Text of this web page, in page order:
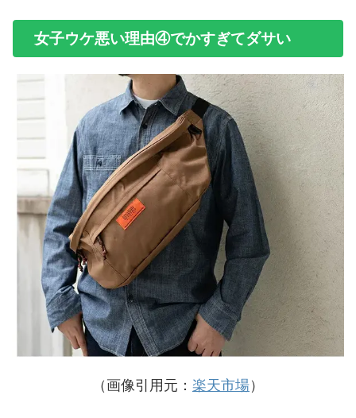
女子ウケ悪い理由④でかすぎてダサい
（画像引用元： 楽天市場）